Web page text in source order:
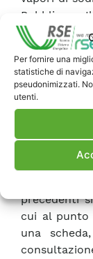
Per fornire una
statistiche di
pseudonimizzati.
utenti.
Pubblica
ambienti e
tramite
con
precedenti
cui al punto
una